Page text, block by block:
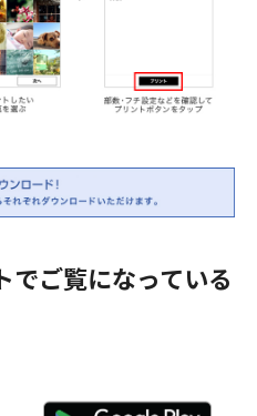
でご覧になっている